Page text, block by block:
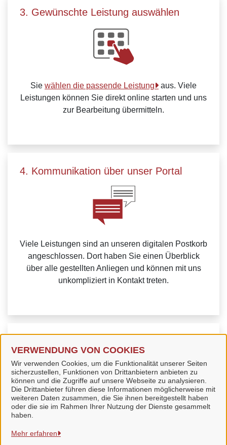
VERWENDUNG VON COOKIES
Wir verwenden Cookies, um die Funktionalität unserer Seiten
sicherzustellen, Funktionen von Drittanbietern anbieten zu
können und die Zugriffe auf unsere Webseite zu analysieren.
Die Drittanbieter führen diese Informationen möglicherweise mit
weiteren Daten zusammen, die Sie ihnen bereitgestellt haben
oder die sie im Rahmen Ihrer Nutzung der Dienste gesammelt
haben.
Mehr erfahren
3. Gewünschte Leistung auswählen
Sie wählen die passende Leistung
aus. Viele
Leistungen können Sie direkt online starten und uns
zur Bearbeitung übermitteln.
4. Kommunikation über unser Portal
Viele Leistungen sind an unseren digitalen Postkorb
angeschlossen. Dort haben Sie einen Überblick
über alle gestellten Anliegen und können mit uns
unkompliziert in Kontakt treten.
FAQ-Seite des Bundes.
Stadt Bad Langensalza
Alle Rechte vorbehalten